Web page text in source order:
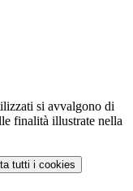
si avvalgono di
finalità illustrate nella
tutti i cookies